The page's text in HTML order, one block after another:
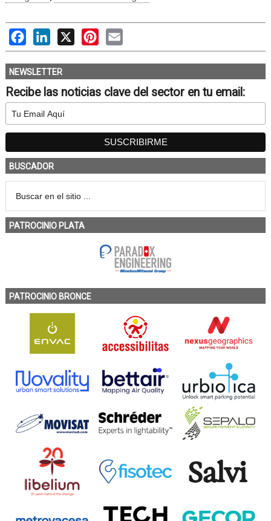
FacebookLinkedIn Pinterest
NEWSLETTER
Recibe las noticias clave del sector en tu email:
BUSCADOR
PATROCINIO PLATA
PATROCINIO BRONCE